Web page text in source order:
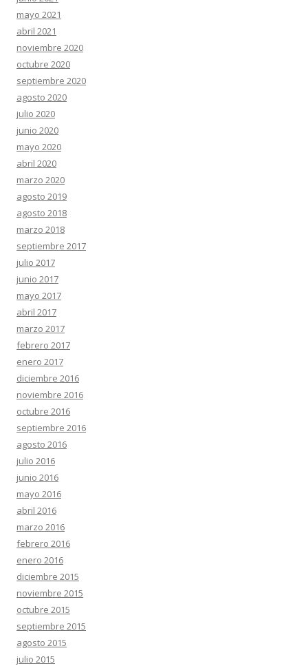
mayo 2021
abril 2021
noviembre 2020
octubre 2020
septiembre 2020
agosto 2020
julio 2020
junio 2020
mayo 2020
abril 2020
marzo 2020
agosto 2019
agosto 2018
marzo 2018
septiembre 2017
julio 2017
junio 2017
mayo 2017
abril 2017
marzo 2017
febrero 2017
enero 2017
diciembre 2016
noviembre 2016
octubre 2016
septiembre 2016
agosto 2016
julio 2016
junio 2016
mayo 2016
abril 2016
marzo 2016
febrero 2016
enero 2016
diciembre 2015
noviembre 2015
octubre 2015
septiembre 2015
agosto 2015
julio 2015